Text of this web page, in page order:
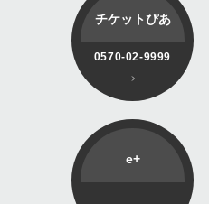
チケットぴあ
0570-02-9999
e+